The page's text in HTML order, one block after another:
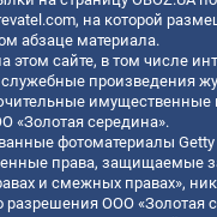
, на которой
абзаце материала.
этом сайте, в том числе
произведения
имущественные
«Золотая середина».
фотоматериалы
права, защищаемые
и смежных правах»,
разрешения ООО «Золотая